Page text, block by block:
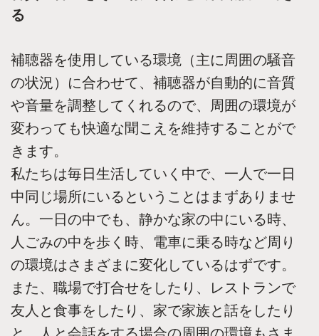
る
補聴器を使用している環境（主に周囲の騒音
の状況）に合わせて、補聴器が自動的に音質
や音量を調整してくれるので、周囲の環境が
変わっても快適な聞こえを維持することがで
きます。
私たちは毎日生活していく中で、一人で一日
中同じ場所にいるということはまずありませ
ん。一日の中でも、静かな家の中にいる時、
人ごみの中を歩く時、電車に乗る時など周り
の環境はさまざまに変化しているはずです。
また、職場で打合せをしたり、レストランで
友人と食事をしたり、家で家族と話をしたり